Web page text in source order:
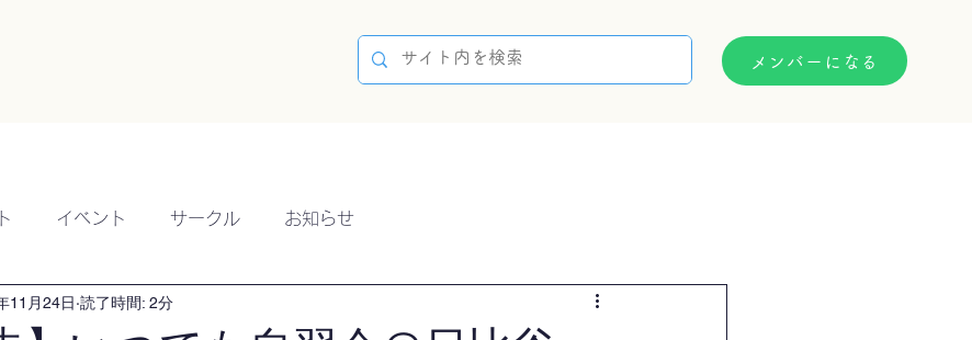
メンバーになる
イベント サークル お知らせ
11月24日 読了時間: 2分